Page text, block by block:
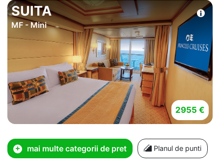
SUITA
MF - Mini
2955 €
mai multe categorii de pret Planul de punti